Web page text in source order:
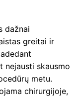
dažnai
greitai ir
nejausti skausmo
metu.
chirurgijoje,